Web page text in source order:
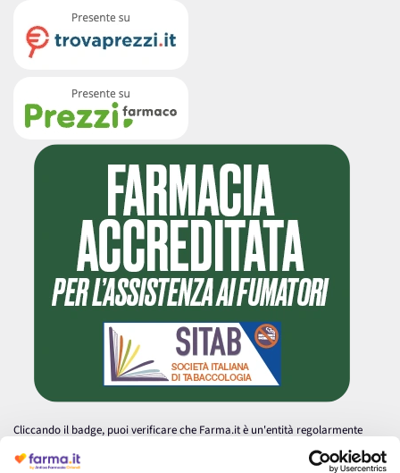
Cliccando il badge, puoi verificare che Farma.it è un'entità regolarmente
autorizzata dal Ministero della Salute a effettuare la vendita online di
medicinali.